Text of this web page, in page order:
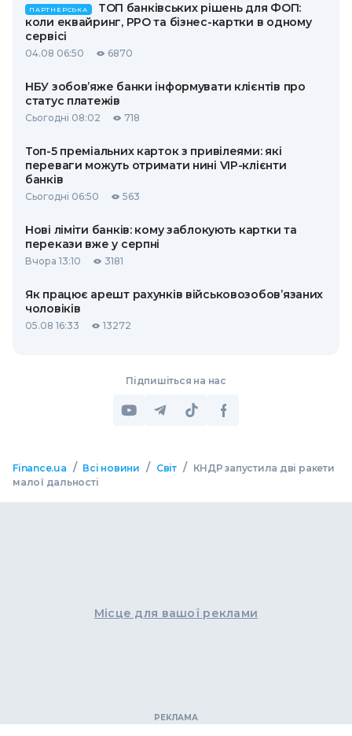
ПАРТНЕРСЬКА
ТОП банківських рішень для ФОП:
коли еквайринг, РРО та бізнес-картки в одному
сервісі
04.08 06:50 6870
НБУ зобов’яже банки інформувати клієнтів про
статус платежів
Сьогодні 08:02 718
Топ-5 преміальних карток з привілеями: які
переваги можуть отримати нині VIP-клієнти
банків
Сьогодні 06:50 563
Нові ліміти банків: кому заблокують картки та
перекази вже у серпні
Вчора 13:10 3181
Як працює арешт рахунків військовозобов’язаних
чоловіків
05.08 16:33 13272
Підпишіться на нас
Finance.ua / Всі новини / Світ /
КНДР запустила дві ракети
малої дальності
Місце для вашої реклами